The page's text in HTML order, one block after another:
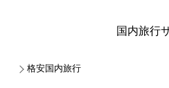
国内旅行
格安国内旅行